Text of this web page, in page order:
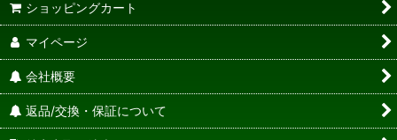
ショッピングカート
マイページ
会社概要
返品/交換・保証について